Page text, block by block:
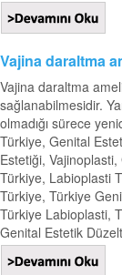
Vajina daraltma
Vajina daraltma
sağlanabilmesidir.
olmadığı sürece
Türkiye, Genital
Estetiği,
Türkiye, Labioplasti
Türkiye, Türkiye
Türkiye Labioplasti,
Genital Estetik